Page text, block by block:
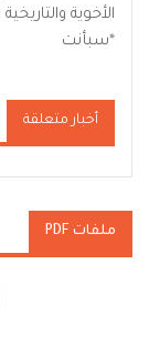
الأخوية
*سبأنت
أخبار متعلقة
ملفات PDF